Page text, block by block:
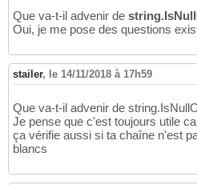
Que va-t-il advenir de
Oui, je me pose des questions
stailer, le 14/11/2018 à 17h59
Que va-t-il advenir de
Je pense que c'est toujours utile
ça vérifie aussi si ta chaîne n'est
blancs